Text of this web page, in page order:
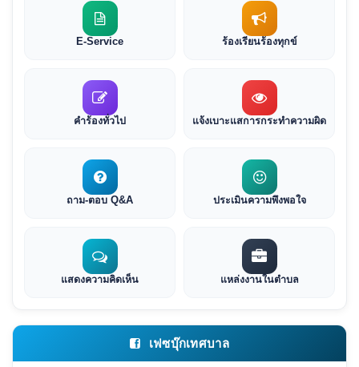
E-Service ร้องเรียนร้องทุกข์
คำร้องทั่วไป แจ้งเบาะแสการกระทำความผิด
ถาม-ตอบ Q&A ประเมินความพึงพอใจ
แสดงความคิดเห็น แหล่งงานในตำบล
เฟซบุ๊กเทศบาล